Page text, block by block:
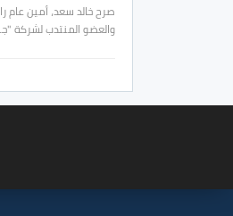
صرح خالد سعد، أمين عام
والعضو المنتدب لشركة